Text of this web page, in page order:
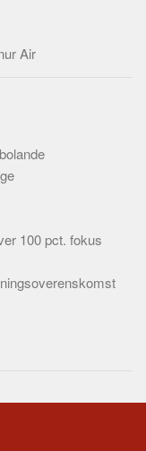
Air
100 pct. fokus